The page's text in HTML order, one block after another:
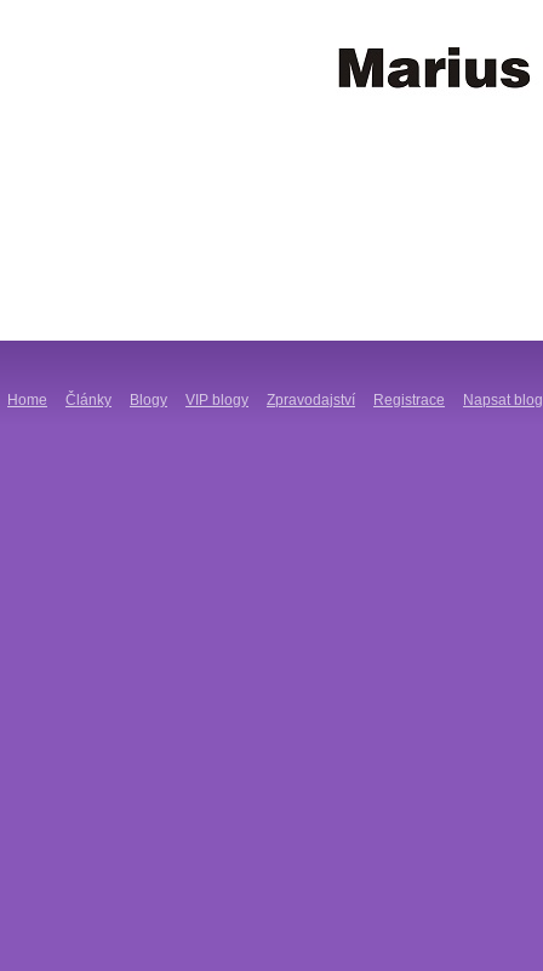
Home Články Blogy VIP blogy Zpravodajství Registrace Napsat blog